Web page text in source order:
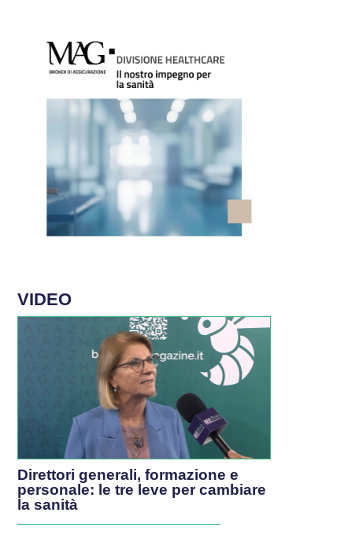
VIDEO
Direttori generali, formazione e
personale: le tre leve per cambiare
la sanità